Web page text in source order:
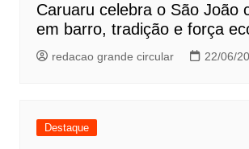
Caruaru celebra o São João
em barro, tradição e força
redacao grande circular 22/06/
Destaque